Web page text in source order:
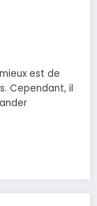
est de
Cependant, il